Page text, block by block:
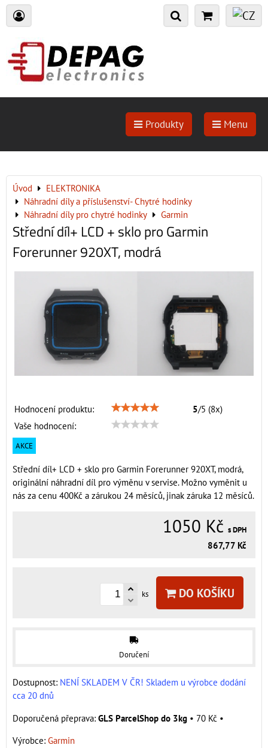
Produkty Menu
Úvod
ELEKTRONIKA
Náhradní díly a příslušenství- Chytré hodinky
Náhradní díly pro chytré hodinky
Garmin
Střední díl+ LCD + sklo pro Garmin
Forerunner 920XT, modrá
Hodnocení produktu: 5/5 (8x)
Vaše hodnocení:
AKCE
Střední díl+ LCD + sklo pro Garmin Forerunner 920XT, modrá,
originální náhradní díl pro výměnu v servise. Možno vyměnit u
nás za cenu 400Kč a zárukou 24 měsíců, jinak záruka 12 měsíců.
1050 Kč s DPH
867,77 Kč
ks DO KOŠÍKU
Doručení
Dostupnost: NENÍ SKLADEM V ČR! Skladem u výrobce dodání
cca 20 dnů
GLS ParcelShop do 3kg • 70 Kč •
Výrobce: Garmin